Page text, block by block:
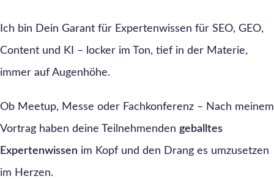
Ich bin Dein Garant für Expertenwissen für SEO, GEO,
Content und KI – locker im Ton, tief in der Materie,
immer auf Augenhöhe.
Ob Meetup, Messe oder Fachkonferenz – Nach meinem
Vortrag haben deine Teilnehmenden geballtes
Expertenwissen im Kopf und den Drang es umzusetzen
im Herzen.